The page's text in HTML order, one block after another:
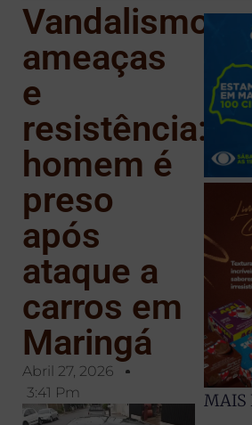
Vandalismo,
ameaças
e
resistência:
homem é
preso
após
ataque a
carros em
Maringá
Abril 27, 2026
3:41 Pm
MAIS